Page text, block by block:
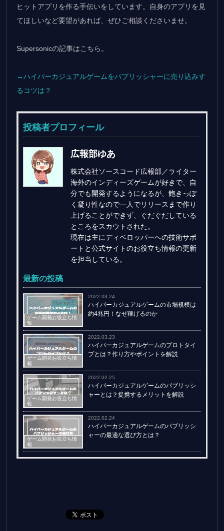
ヒットアプリを作る手伝いをしています。自身のアプリを見
てほしいなど要望があれば、ぜひご相談くださいませ。
Supersonicの記事はこちら。
→ハイパーカジュアルゲームをパブリッシャーに売り込みす
るコツは？
投稿者プロフィール
広報部ゆあ
株式会社ソースコード広報部／ライター
海外のインディーズゲームが好きで、自
分でも開発するようになるが、飽きっぽ
く凝り性なので一人でリリースまで作り
上げることができず、ぐだぐだしている
ところをスカウトされた。
現在は主にディベロッパーへの技術サポ
ートと公式サイトのお役立ち情報の更新
を担当している。
最新の投稿
ゲーム開発お役立ち情
報
2022.03.24
ハイパーカジュアルゲームの市場規模は
約4兆円！なぜ稼げるのか
ゲーム開発お役立ち情
報
2022.03.23
ハイパーカジュアルゲームのプロトタイ
プとは？作り方やポイントを解説
ゲーム開発お役立ち情
報
2022.02.25
ハイパーカジュアルゲームのパブリッシ
ャーとは？提携するメリットを解説
ゲーム開発お役立ち情
報
2022.02.24
ハイパーカジュアルゲームのパブリッシ
ャーの最適な選び方とは？